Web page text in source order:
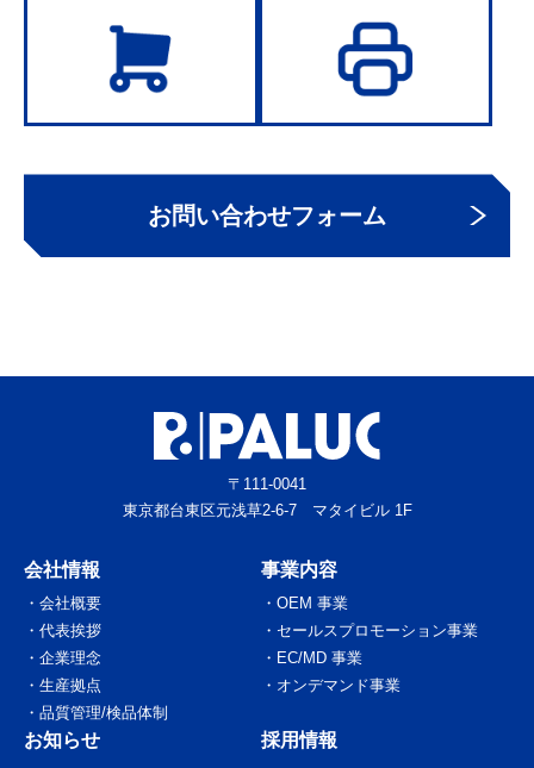
お問い合わせフォーム
〒111-0041
東京都台東区元浅草2-6-7 マタイビル 1F
会社情報
会社概要
代表挨拶
企業理念
生産拠点
品質管理/検品体制
お知らせ
事業内容
OEM 事業
セールスプロモーション事業
EC/MD 事業
オンデマンド事業
採用情報